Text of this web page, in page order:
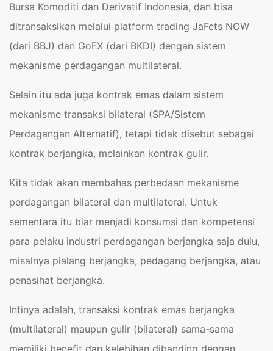
Bursa Komoditi dan Derivatif Indonesia, dan bisa
ditransaksikan melalui platform trading JaFets NOW
(dari BBJ) dan GoFX (dari BKDI) dengan sistem
mekanisme perdagangan multilateral.
Selain itu ada juga kontrak emas dalam sistem
mekanisme transaksi bilateral (SPA/Sistem
Perdagangan Alternatif), tetapi tidak disebut sebagai
kontrak berjangka, melainkan kontrak gulir.
Kita tidak akan membahas perbedaan mekanisme
perdagangan bilateral dan multilateral. Untuk
sementara itu biar menjadi konsumsi dan kompetensi
para pelaku industri perdagangan berjangka saja dulu,
misalnya pialang berjangka, pedagang berjangka, atau
penasihat berjangka.
Intinya adalah, transaksi kontrak emas berjangka
(multilateral) maupun gulir (bilateral) sama-sama
memiliki benefit dan kelebihan dibanding dengan